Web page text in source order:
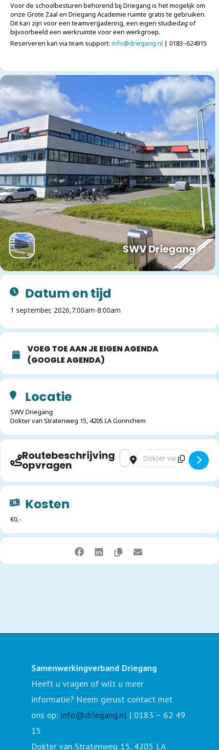
Voor de schoolbesturen behorend bij Driegang is het mogelijk om
onze Grote Zaal en Driegang Academie ruimte gratis te gebruiken.
Dit kan zijn voor een teamvergadering, een eigen studiedag of
bijvoorbeeld een werkruimte voor een werkgroep.
Reserveren kan via team support: info@driegang.nl | 0183–624915
SWV Driegang
Datum en tijd
1 september, 2026,7:00am-8:00am
VOEG TOE AAN JE EIGEN AGENDA
(GOOGLE AGENDA)
Locatie
SWV Driegang
Dokter van Stratenweg 15, 4205 LA Gorinchem
Routebeschrijving
opvragen
Address - Reserveer onze
Destination Address -
Kosten
€0,-
Samenwerkingverband Driegang
Heeft u vragen of wilt u meer
informatie? Neem gerust contact met
ons op: info@driegang.nl | 0183 – 62 49
15
Dokter van Stratenweg 15, 4205 LA